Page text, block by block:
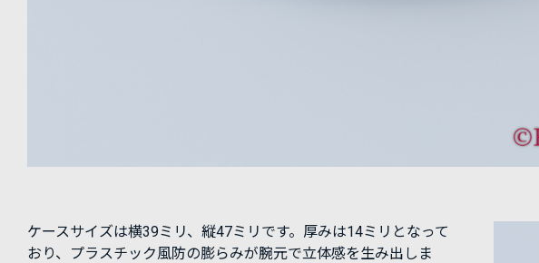
ケースサイズは横39ミリ、縦47ミリです。厚みは14ミリとなって
おり、プラスチック風防の膨らみが腕元で立体感を生み出しま